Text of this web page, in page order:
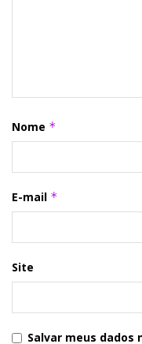
Nome *
E-mail *
Site
Salvar meus dados